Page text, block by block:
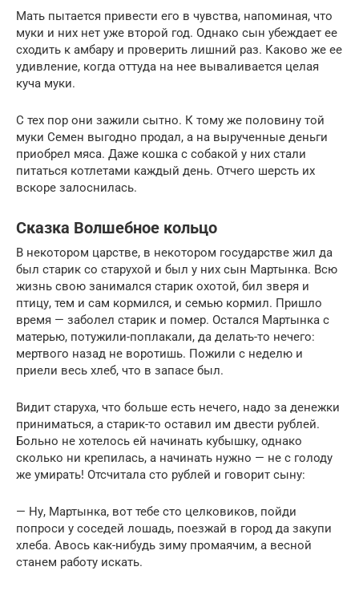
Мать пытается привести его в чувства, напоминая, что
муки и них нет уже второй год. Однако сын убеждает ее
сходить к амбару и проверить лишний раз. Каково же ее
удивление, когда оттуда на нее вываливается целая
куча муки.
С тех пор они зажили сытно. К тому же половину той
муки Семен выгодно продал, а на вырученные деньги
приобрел мяса. Даже кошка с собакой у них стали
питаться котлетами каждый день. Отчего шерсть их
вскоре залоснилась.
Сказка Волшебное кольцо
В некотором царстве, в некотором государстве жил да
был старик со старухой и был у них сын Мартынка. Всю
жизнь свою занимался старик охотой, бил зверя и
птицу, тем и сам кормился, и семью кормил. Пришло
время — заболел старик и помер. Остался Мартынка с
матерью, потужили-поплакали, да делать-то нечего:
мертвого назад не воротишь. Пожили с неделю и
приели весь хлеб, что в запасе был.
Видит старуха, что больше есть нечего, надо за денежки
приниматься, а старик-то оставил им двести рублей.
Больно не хотелось ей начинать кубышку, однако
сколько ни крепилась, а начинать нужно — не с голоду
же умирать! Отсчитала сто рублей и говорит сыну:
— Ну, Мартынка, вот тебе сто целковиков, пойди
попроси у соседей лошадь, поезжай в город да закупи
хлеба. Авось как-нибудь зиму промаячим, а весной
станем работу искать.